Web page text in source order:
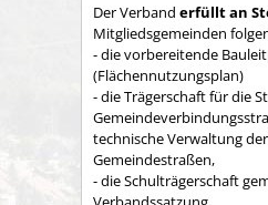
Der Verband erfüllt an
Mitgliedsgemeinden
- die vorbereitende
(Flächennutzungsplan)
- die Trägerschaft für die
technische Verwaltung
Gemeindestraßen,
- die Schulträgerschaft